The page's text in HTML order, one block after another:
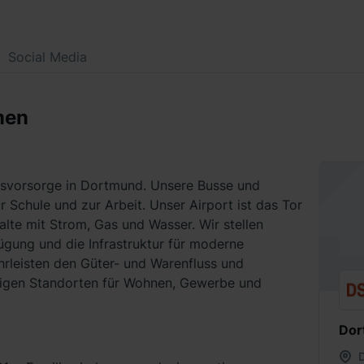
Social Media
in Dortmund. Unsere Busse und
Schule und zur Arbeit. Unser Airport ist das Tor
mit Strom, Gas und Wasser. Wir stellen
und die Infrastruktur für moderne
den Güter- und Warenfluss und
Standorten für Wohnen, Gewerbe und